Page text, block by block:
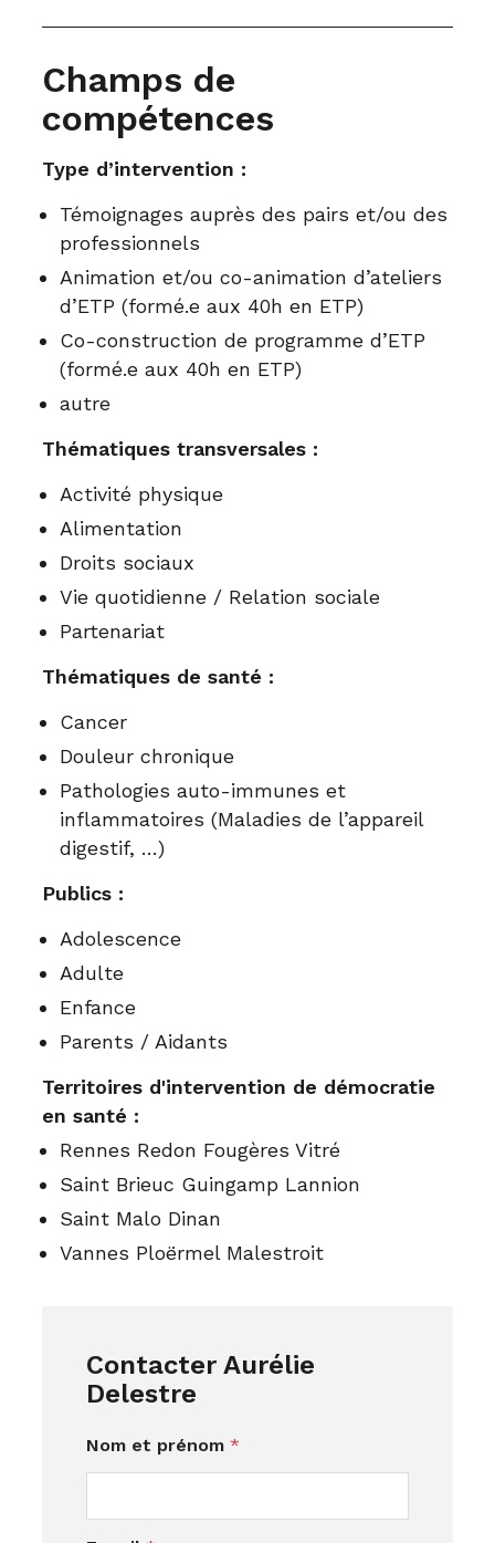
Champs de
compétences
Type d’intervention :
Témoignages auprès des pairs et/ou des
professionnels
Animation et/ou co-animation d’ateliers
d’ETP (formé.e aux 40h en ETP)
Co-construction de programme d’ETP
(formé.e aux 40h en ETP)
autre
Thématiques transversales :
Activité physique
Alimentation
Droits sociaux
Vie quotidienne / Relation sociale
Partenariat
Thématiques de santé :
Cancer
Douleur chronique
Pathologies auto-immunes et
inflammatoires (Maladies de l’appareil
digestif, …)
Publics :
Adolescence
Adulte
Enfance
Parents / Aidants
Territoires d'intervention de démocratie
en santé :
Rennes Redon Fougères Vitré
Saint Brieuc Guingamp Lannion
Saint Malo Dinan
Vannes Ploërmel Malestroit
Contacter Aurélie
Delestre
Nom et prénom *